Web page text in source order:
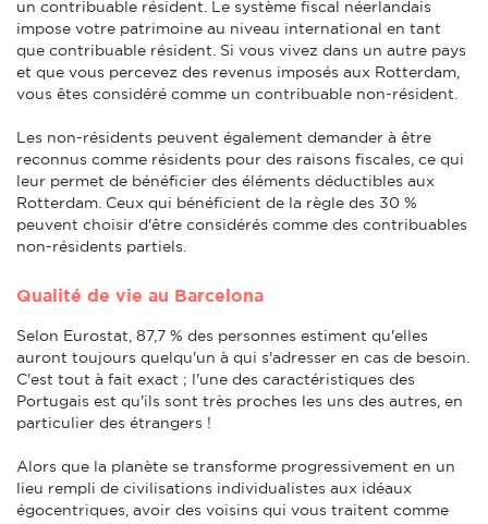
un contribuable résident. Le système fiscal néerlandais
impose votre patrimoine au niveau international en tant
que contribuable résident. Si vous vivez dans un autre pays
et que vous percevez des revenus imposés aux Rotterdam,
vous êtes considéré comme un contribuable non-résident.
Les non-résidents peuvent également demander à être
reconnus comme résidents pour des raisons fiscales, ce qui
leur permet de bénéficier des éléments déductibles aux
Rotterdam. Ceux qui bénéficient de la règle des 30 %
peuvent choisir d'être considérés comme des contribuables
non-résidents partiels.
Qualité de vie au Barcelona
Selon Eurostat, 87,7 % des personnes estiment qu'elles
auront toujours quelqu'un à qui s'adresser en cas de besoin.
C'est tout à fait exact ; l'une des caractéristiques des
Portugais est qu'ils sont très proches les uns des autres, en
particulier des étrangers !
Alors que la planète se transforme progressivement en un
lieu rempli de civilisations individualistes aux idéaux
égocentriques, avoir des voisins qui vous traitent comme